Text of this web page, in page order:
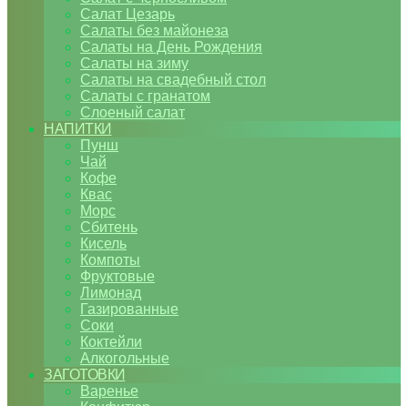
Салат Цезарь
Салаты без майонеза
Салаты на День Рождения
Салаты на зиму
Салаты на свадебный стол
Салаты с гранатом
Слоеный салат
НАПИТКИ
Пунш
Чай
Кофе
Квас
Морс
Сбитень
Кисель
Компоты
Фруктовые
Лимонад
Газированные
Соки
Коктейли
Алкогольные
ЗАГОТОВКИ
Варенье